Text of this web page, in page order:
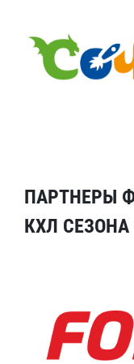
ПАРТНЕРЫ
КХЛ СЕЗОНА